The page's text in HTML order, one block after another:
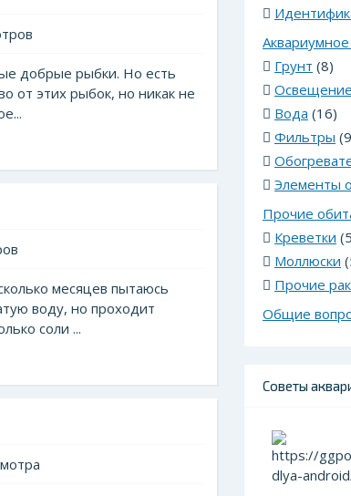
добрые рыбки. Но есть
от этих рыбок, но никак не
месяцев пытаюсь
воду, но проходит
соли ...
Грунт (8)
Освещение
Вода (16)
Фильтры
Элементы
Прочие
Креветки
Моллюски
Прочие
Общие
Советы